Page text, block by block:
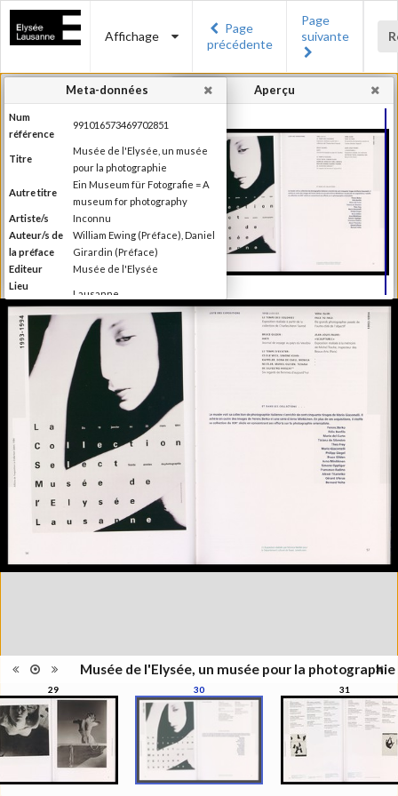
Affichage
Page
précédente
Page
suivante
Musée de l'Elysée, un musée pour la photographie
29 30 31
Aperçu
Meta-données
Num
référence
991016573469702851
Titre
Musée de l'Elysée, un musée
pour la photographie
Autre titre
Ein Museum für Fotografie = A
museum for photography
Artiste/s
Inconnu
Auteur/s de
la préface
William Ewing (Préface), Daniel
Girardin (Préface)
Editeur
Musée de l'Elysée
Lieu
d'édition
Lausanne
Date
d'édition
2007
Catégorie
Musées, colletions, expositions
Type de
Broché
Couleur, Noir & Blanc
Nombre de
pages
111 pages
Format
28 x 21 cm
Langues
Français, Allemand, Anglais
ISBN/ISSN
ISBN 9782883500013